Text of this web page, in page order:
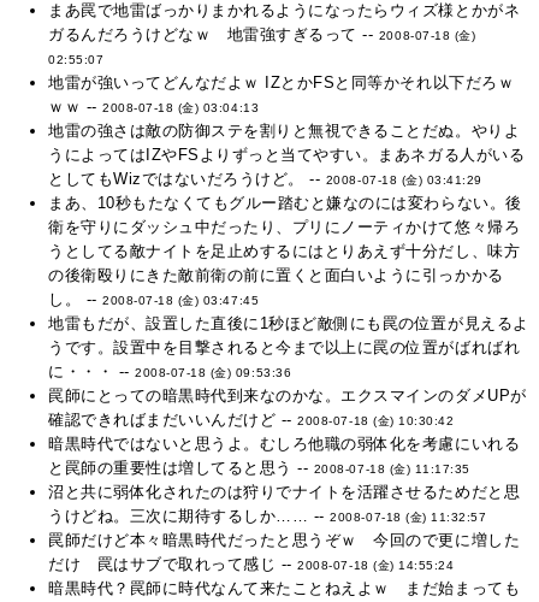
まあ罠で地雷ばっかりまかれるようになったらウィズ様とかがネ
ガるんだろうけどなｗ 地雷強すぎるって -- 2008-07-18 (金)
02:55:07
地雷が強いってどんなだよｗ IZとかFSと同等かそれ以下だろｗ
ｗｗ --2008-07-18 (金) 03:04:13
地雷の強さは敵の防御ステを割りと無視できることだぬ。やりよ
うによってはIZやFSよりずっと当てやすい。まあネガる人がいる
としてもWizではないだろうけど。 -- 2008-07-18 (金) 03:41:29
まあ、10秒もたなくてもグルー踏むと嫌なのには変わらない。後
衛を守りにダッシュ中だったり、プリにノーティかけて悠々帰ろ
うとしてる敵ナイトを足止めするにはとりあえず十分だし、味方
の後衛殴りにきた敵前衛の前に置くと面白いように引っかかる
し。 --2008-07-18 (金) 03:47:45
地雷もだが、設置した直後に1秒ほど敵側にも罠の位置が見えるよ
うです。設置中を目撃されると今まで以上に罠の位置がばればれ
に・・・ --2008-07-18 (金) 09:53:36
罠師にとっての暗黒時代到来なのかな。エクスマインのダメUPが
確認できればまだいいんだけど --2008-07-18 (金) 10:30:42
暗黒時代ではないと思うよ。むしろ他職の弱体化を考慮にいれる
と罠師の重要性は増してると思う -- 2008-07-18 (金) 11:17:35
沼と共に弱体化されたのは狩りでナイトを活躍させるためだと思
うけどね。三次に期待するしか…… --2008-07-18 (金) 11:32:57
罠師だけど本々暗黒時代だったと思うぞｗ 今回ので更に増した
だけ 罠はサブで取れって感じ --2008-07-18 (金) 14:55:24
暗黒時代？罠師に時代なんて来たことねえよｗ まだ始まっても